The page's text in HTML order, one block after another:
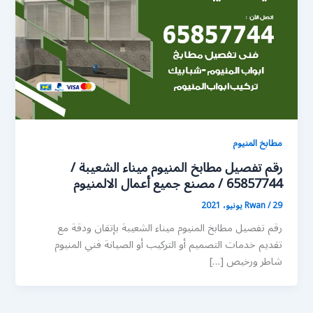
مطابخ المنيوم
رقم تفصيل مطابخ المنيوم ميناء الشعيبة /
65857744 / مصنع جميع أعمال الالمنيوم
Rwan/29 يونيو، 2021
رقم تفصيل مطابخ المنيوم ميناء الشعيبة بإتقان ودقة مع
تقديم خدمات التصميم أو التركيب أو الصيانة فني المنيوم
شاطر ورخيص […]